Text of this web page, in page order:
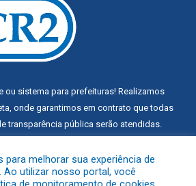
ou sistema para prefeituras! Realizamos
onde garantimos em contrato que todas
transparência pública serão atendidas.
da Transparência Pública
melhorar sua experiência de
Ao utilizar nosso portal, você